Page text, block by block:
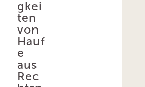
gkei
ten
von
Hauf
e
aus
Rec